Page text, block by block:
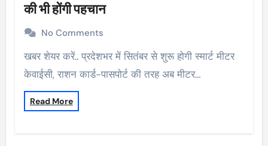
की भी होंगी पहचान
No Comments
खबर शेयर करें.. प्रदेशभर में सितंबर से शुरू होगी स्मार्ट मीटर
केवाईसी, राशन कार्ड-पासपोर्ट की तरह अब मीटर…
Read More